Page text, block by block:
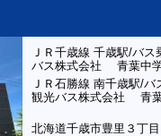
ＪＲ千歳線 千歳駅/バ
バス株式会社 青葉中
ＪＲ石勝線 南千歳駅/バ
観光バス株式会社 青
北海道千歳市豊里３丁